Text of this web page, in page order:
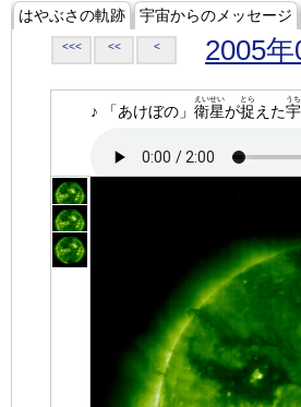
はやぶさの軌跡 宇宙からのメッセージ
<<< << < 2005年
♪ 「あけぼの」 衛星
えいせい
が捉
とら
えた
う